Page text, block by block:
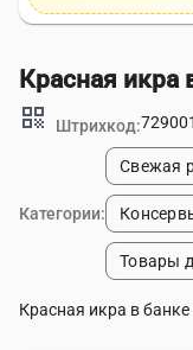
Красная икра
qr_code
Штрихкод:
Категории:
Свежая
Товары
Красная икра в банке